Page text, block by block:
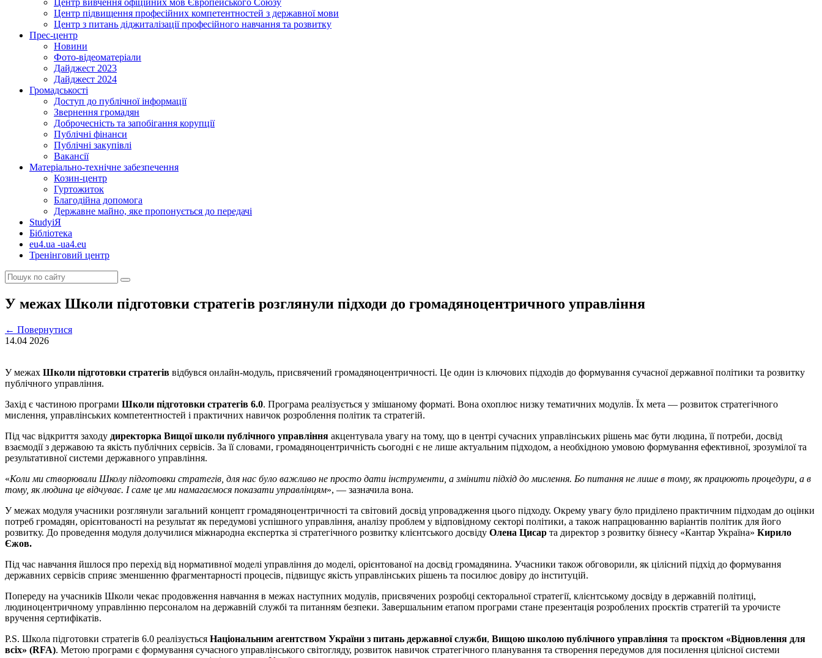
Центр вивчення офіційних мов Європейського Союзу
Центр підвищення професійних компетентностей з державної мови
Центр з питань діджиталізації професійного навчання та розвитку
Прес-центр
Новини
Фото-відеоматеріали
Дайджест 2023
Дайджест 2024
Громадськості
Доступ до публічної інформації
Звернення громадян
Доброчесність та запобігання корупції
Публічні фінанси
Публічні закупівлі
Вакансії
Матеріально-технічне забезпечення
Козин-центр
Гуртожиток
Благодійна допомога
Державне майно, яке пропонується до передачі
StudyіЯ
Бібліотека
eu4.ua -ua4.eu
Тренінговий центр
У межах Школи підготовки стратегів розглянули підходи до громадяноцентричного управління
← Повернутися
14.04 2026
У межах Школи підготовки стратегів відбувся онлайн-модуль, присвячений громадяноцентричності. Це один із ключових підходів до формування сучасної державної політики та розвитку
публічного управління.
Захід є частиною програми Школи підготовки стратегів 6.0. Програма реалізується у змішаному форматі. Вона охоплює низку тематичних модулів. Їх мета — розвиток стратегічного
мислення, управлінських компетентностей і практичних навичок розроблення політик та стратегій.
Під час відкриття заходу директорка Вищої школи публічного управління акцентувала увагу на тому, що в центрі сучасних управлінських рішень має бути людина, її потреби, досвід
взаємодії з державою та якість публічних сервісів. За її словами, громадяноцентричність сьогодні є не лише актуальним підходом, а необхідною умовою формування ефективної, зрозумілої та
результативної системи державного управління.
«Коли ми створювали Школу підготовки стратегів, для нас було важливо не просто дати інструменти, а змінити підхід до мислення. Бо питання не лише в тому, як працюють процедури, а в
тому, як людина це відчуває. І саме це ми намагаємося показати управлінцям», — зазначила вона.
У межах модуля учасники розглянули загальний концепт громадяноцентричності та світовий досвід упровадження цього підходу. Окрему увагу було приділено практичним підходам до оцінки
потреб громадян, орієнтованості на результат як передумові успішного управління, аналізу проблем у відповідному секторі політики, а також напрацюванню варіантів політик для його
розвитку. До проведення модуля долучилися міжнародна експертка зі стратегічного розвитку клієнтського досвіду Олена Цисар та директор з розвитку бізнесу «Кантар Україна» Кирило
Єжов.
Під час навчання йшлося про перехід від нормативної моделі управління до моделі, орієнтованої на досвід громадянина. Учасники також обговорили, як цілісний підхід до формування
державних сервісів сприяє зменшенню фрагментарності процесів, підвищує якість управлінських рішень та посилює довіру до інституцій.
Попереду на учасників Школи чекає продовження навчання в межах наступних модулів, присвячених розробці секторальної стратегії, клієнтському досвіду в державній політиці,
людиноцентричному управлінню персоналом на державній службі та питанням безпеки. Завершальним етапом програми стане презентація розроблених проєктів стратегій та урочисте
вручення сертифікатів.
P.S. Школа підготовки стратегів 6.0 реалізується Національним агентством України з питань державної служби, Вищою школою публічного управління та проєктом «Відновлення для
всіх» (RFA). Метою програми є формування сучасного управлінського світогляду, розвиток навичок стратегічного планування та створення передумов для посилення цілісної системи